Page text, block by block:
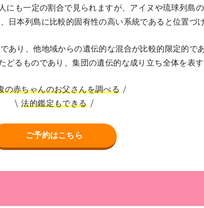
も一定の割合で見られますが、アイヌや琉球列島
本列島に比較的固有性の高い系統であると位置づ
あり、他地域からの遺伝的な混合が比較的限定的で
るものであり、集団の遺伝的な成り立ち全体を表
の赤ちゃんのお父さんを調べる
法的鑑定もできる
ご予約はこちら